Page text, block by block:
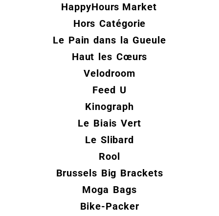
HappyHours Market
Hors Catégorie
Le Pain dans la Gueule
Haut les Cœurs
Velodroom
Feed U
Kinograph
Le Biais Vert
Le Slibard
Rool
Brussels Big Brackets
Moga Bags
Bike-Packer